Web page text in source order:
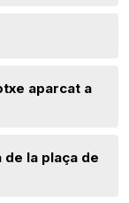
aparcat a
de la plaça de